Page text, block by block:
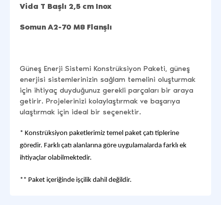
Vida T Başlı 2,5 cm Inox
Somun A2-70 M8 Flanşlı
Güneş Enerji Sistemi Konstrüksiyon Paketi, güneş
enerjisi sistemlerinizin sağlam temelini oluşturmak
için ihtiyaç duyduğunuz gerekli parçaları bir araya
getirir. Projelerinizi kolaylaştırmak ve başarıya
ulaştırmak için ideal bir seçenektir.
* Konstrüksiyon paketlerimiz temel paket çatı tiplerine
göredir. Farklı çatı alanlarına göre uygulamalarda farklı ek
ihtiyaçlar olabilmektedir.
** Paket içeriğinde işçilik dahil değildir.